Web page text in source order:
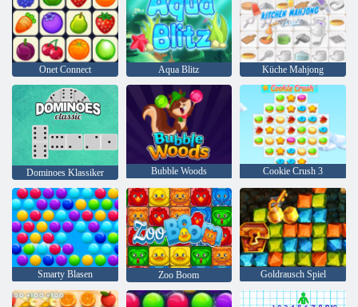
Onet Connect Aqua Blitz Küche Mahjong
Dominoes Klassiker Bubble Woods Cookie Crush 3
Smarty Blasen Zoo Boom Goldrausch Spiel